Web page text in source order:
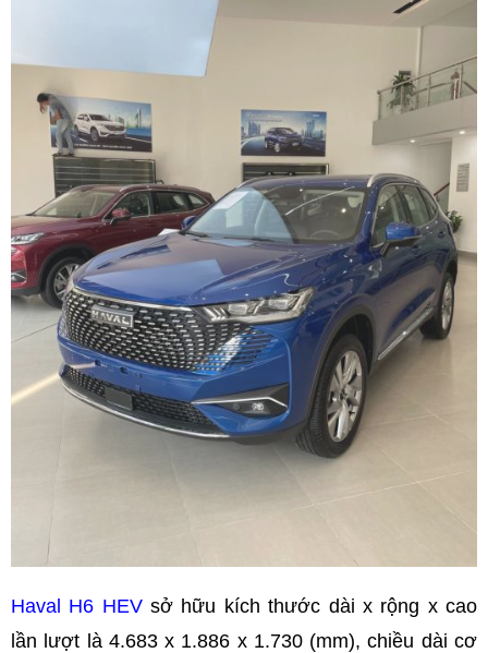
Haval H6 HEVsở hữu kích thước dài x rộng x cao
lần lượt là 4.683 x 1.886 x 1.730 (mm), chiều dài cơ